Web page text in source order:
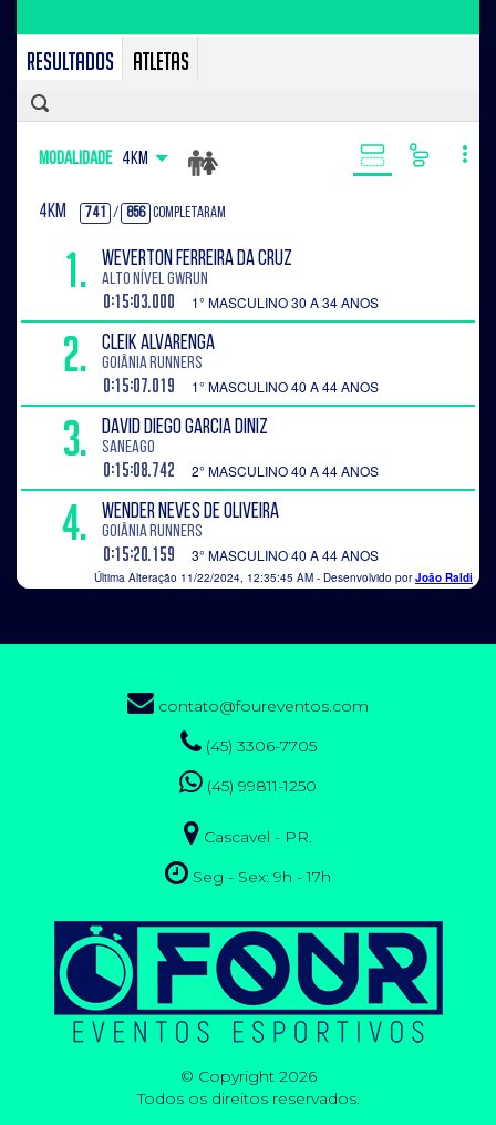
contato@foureventos.com
(45) 3306-7705
(45) 99811-1250
Cascavel - PR.
Seg - Sex: 9h - 17h
© Copyright 2026
Todos os direitos reservados.